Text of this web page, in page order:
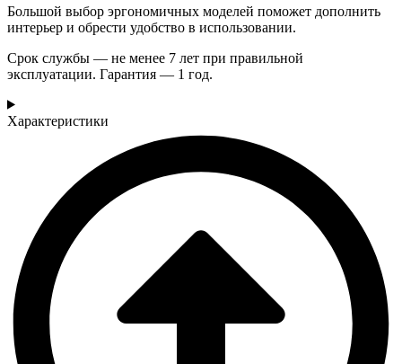
Большой выбор эргономичных моделей поможет дополнить
интерьер и обрести удобство в использовании.
Срок службы — не менее 7 лет при правильной
эксплуатации. Гарантия — 1 год.
Характеристики